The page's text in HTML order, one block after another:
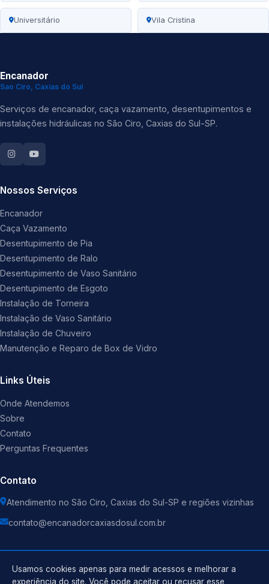
Universitário Vila Cristina
Encanador
Sao Ciro, Caxias do Sul
Serviços de encanador, caça vazamento, desentupimentos e
instalações hidráulicas no São Ciro, Caxias do Sul-SP.
Nossos Serviços
Encanador
Caça Vazamento
Desentupimento de Pia
Desentupimento de Ralo
Desentupimento de Vaso Sanitário
Desentupimento de Esgoto
Instalação de Torneira
Instalação de Vaso Sanitário
Instalação de Chuveiro
Manutenção e Reparo de Box de Vidro
Links Úteis
Onde Atendemos
Sobre
Contato
Perguntas Frequentes
Contato
Atendimento no São Ciro, Caxias do Sul-SP e regiões vizinhas
contato@encanadorcaxiasdosul.com.br
Usamos cookies apenas para medir acessos e melhorar a
experiência do site. Você pode aceitar ou recusar esse